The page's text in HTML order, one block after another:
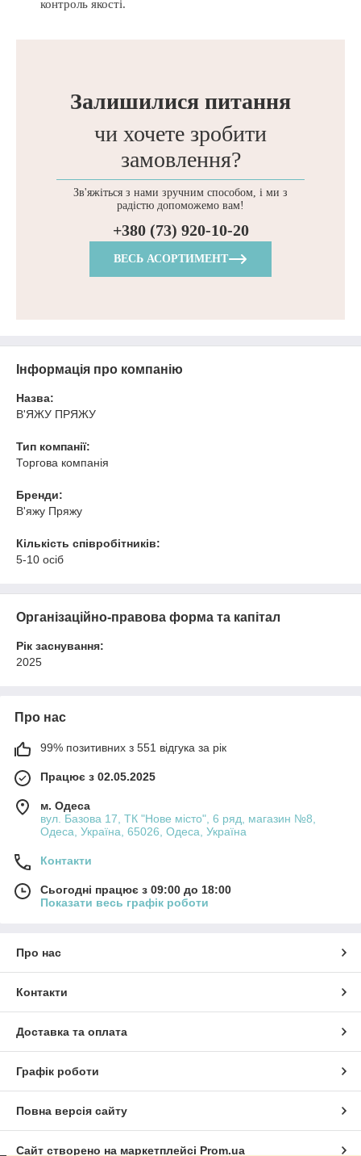
контроль якості.
Залишилися питання
чи хочете зробити
замовлення?
Зв'яжіться з нами зручним способом, і ми з
радістю допоможемо вам!
+380 (73) 920-10-20
ВЕСЬ АСОРТИМЕНТ
Інформація про компанію
Назва:
В'ЯЖУ ПРЯЖУ
Тип компанії:
Торгова компанія
Бренди:
В'яжу Пряжу
Кількість співробітників:
5-10 осіб
Організаційно-правова форма та капітал
Рік заснування:
2025
Про нас
99% позитивних з 551 відгука за рік
Працює з 02.05.2025
м. Одеса
вул. Базова 17, ТК "Нове місто", 6 ряд, магазин №8,
Одеса, Україна, 65026, Одеса, Україна
Контакти
Сьогодні працює з 09:00 до 18:00
Показати весь графік роботи
Про нас
Контакти
Доставка та оплата
Графік роботи
Повна версія сайту
Сайт створено на маркетплейсі Prom.ua